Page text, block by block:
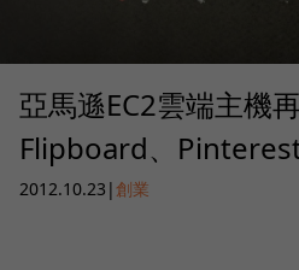
亞馬遜EC2雲端主機
Flipboard、
2012.10.23 |創業